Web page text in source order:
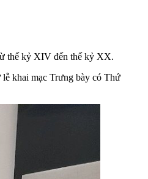
thế kỷ XIV đến thế kỷ XX.
khai mạc Trưng bày có Thứ